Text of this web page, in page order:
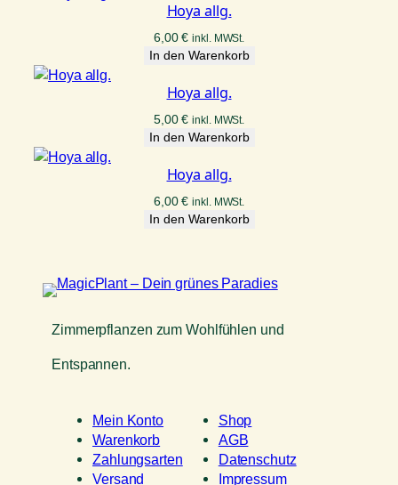
Hoya allg.
6,00€ inkl. MWSt.
In den Warenkorb
Hoya allg.
5,00€ inkl. MWSt.
In den Warenkorb
Hoya allg.
6,00€ inkl. MWSt.
In den Warenkorb
Zimmerpflanzen zum Wohlfühlen und
Entspannen.
Mein Konto
Warenkorb
Zahlungsarten
Versand
Shop
AGB
Datenschutz
Impressum